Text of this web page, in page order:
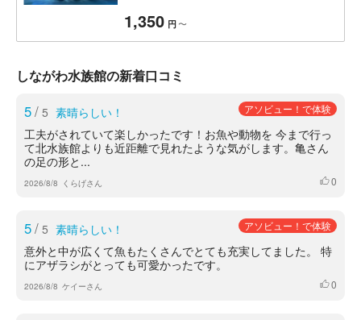
1,350 円 〜
しながわ水族館の新着口コミ
5/ 5 素晴らしい！ アソビュー！で体験
工夫がされていて楽しかったです！お魚や動物を 今まで行っ
て北水族館よりも近距離で見れたような気がします。亀さん
の足の形と...
2026/8/8 くらげさん いいね
0
5/ 5 素晴らしい！ アソビュー！で体験
意外と中が広くて魚もたくさんでとても充実してました。 特
にアザラシがとっても可愛かったです。
2026/8/8 ケイーさん いいね
0